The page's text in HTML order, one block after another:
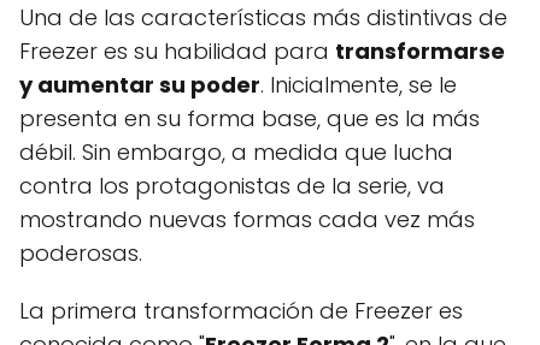
Una de las características más distintivas de
Freezer es su habilidad para transformarse
y aumentar su poder. Inicialmente, se le
presenta en su forma base, que es la más
débil. Sin embargo, a medida que lucha
contra los protagonistas de la serie, va
mostrando nuevas formas cada vez más
poderosas.
La primera transformación de Freezer es